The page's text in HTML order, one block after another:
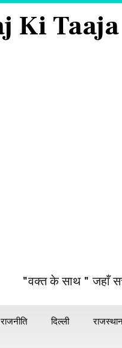
Ki
"वक्त के साथ " जहाँ
राजनीति दिल्ली